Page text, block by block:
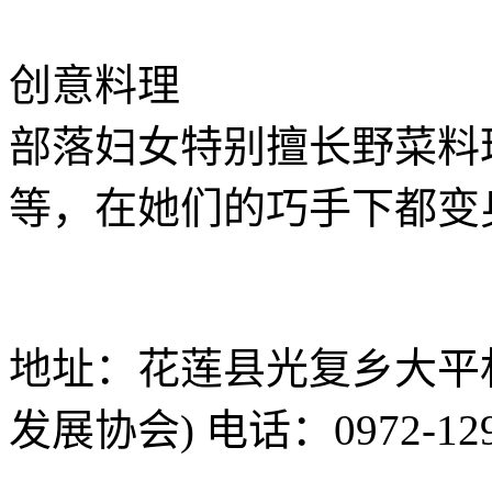
创意料理
部落妇女特别擅长野菜
等，在她们的巧手下都
地址：花莲县光复乡大
发展协会) 电话：0972-